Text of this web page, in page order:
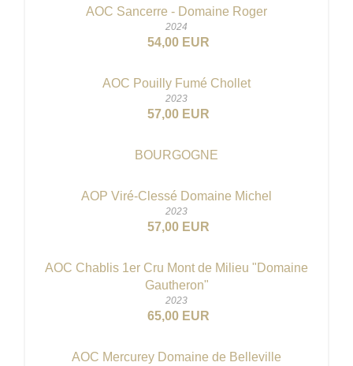
AOC Sancerre - Domaine Roger
2024
54,00 EUR
AOC Pouilly Fumé Chollet
2023
57,00 EUR
BOURGOGNE
AOP Viré-Clessé Domaine Michel
2023
57,00 EUR
AOC Chablis 1er Cru Mont de Milieu "Domaine
Gautheron"
2023
65,00 EUR
AOC Mercurey Domaine de Belleville